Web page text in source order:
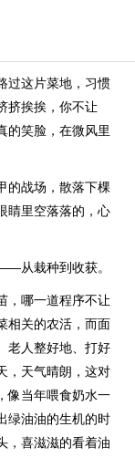
过这片菜地，习惯
挤挨挨，你不让
的笑脸，在微风里
的战场，散落下棵
睛里空落落的，心
从栽种到收获。
，哪一道程序不让
相关的农活，而面
老人整好地、打好
，天气晴朗，这对
像当年喂食奶水一
绿油油的生机的时
，喜滋滋的看着油